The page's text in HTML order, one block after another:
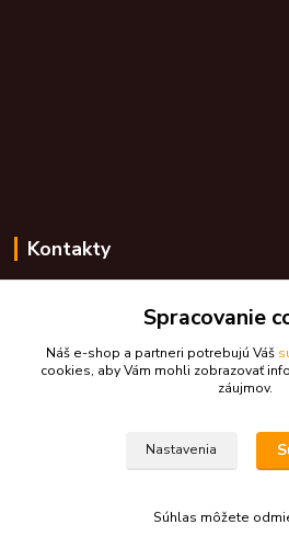
Kontakty
+421 948 776 224
skdarceky@skdarceky.sk
Spracovanie
Náš e-shop a partneri potrebujú Váš
cookies, aby Vám mohli zobrazovať
záujmov.
Nastavenia
Súhlas môžete